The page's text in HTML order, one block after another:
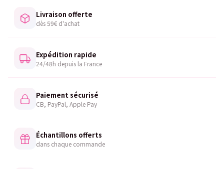
Livraison offerte
dès 59€ d'achat
Expédition rapide
24/48h depuis la France
Paiement sécurisé
CB, PayPal, Apple Pay
Échantillons offerts
dans chaque commande